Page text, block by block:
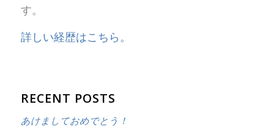
す。
詳しい経歴はこちら。
RECENT POSTS
あけましておめでとう！